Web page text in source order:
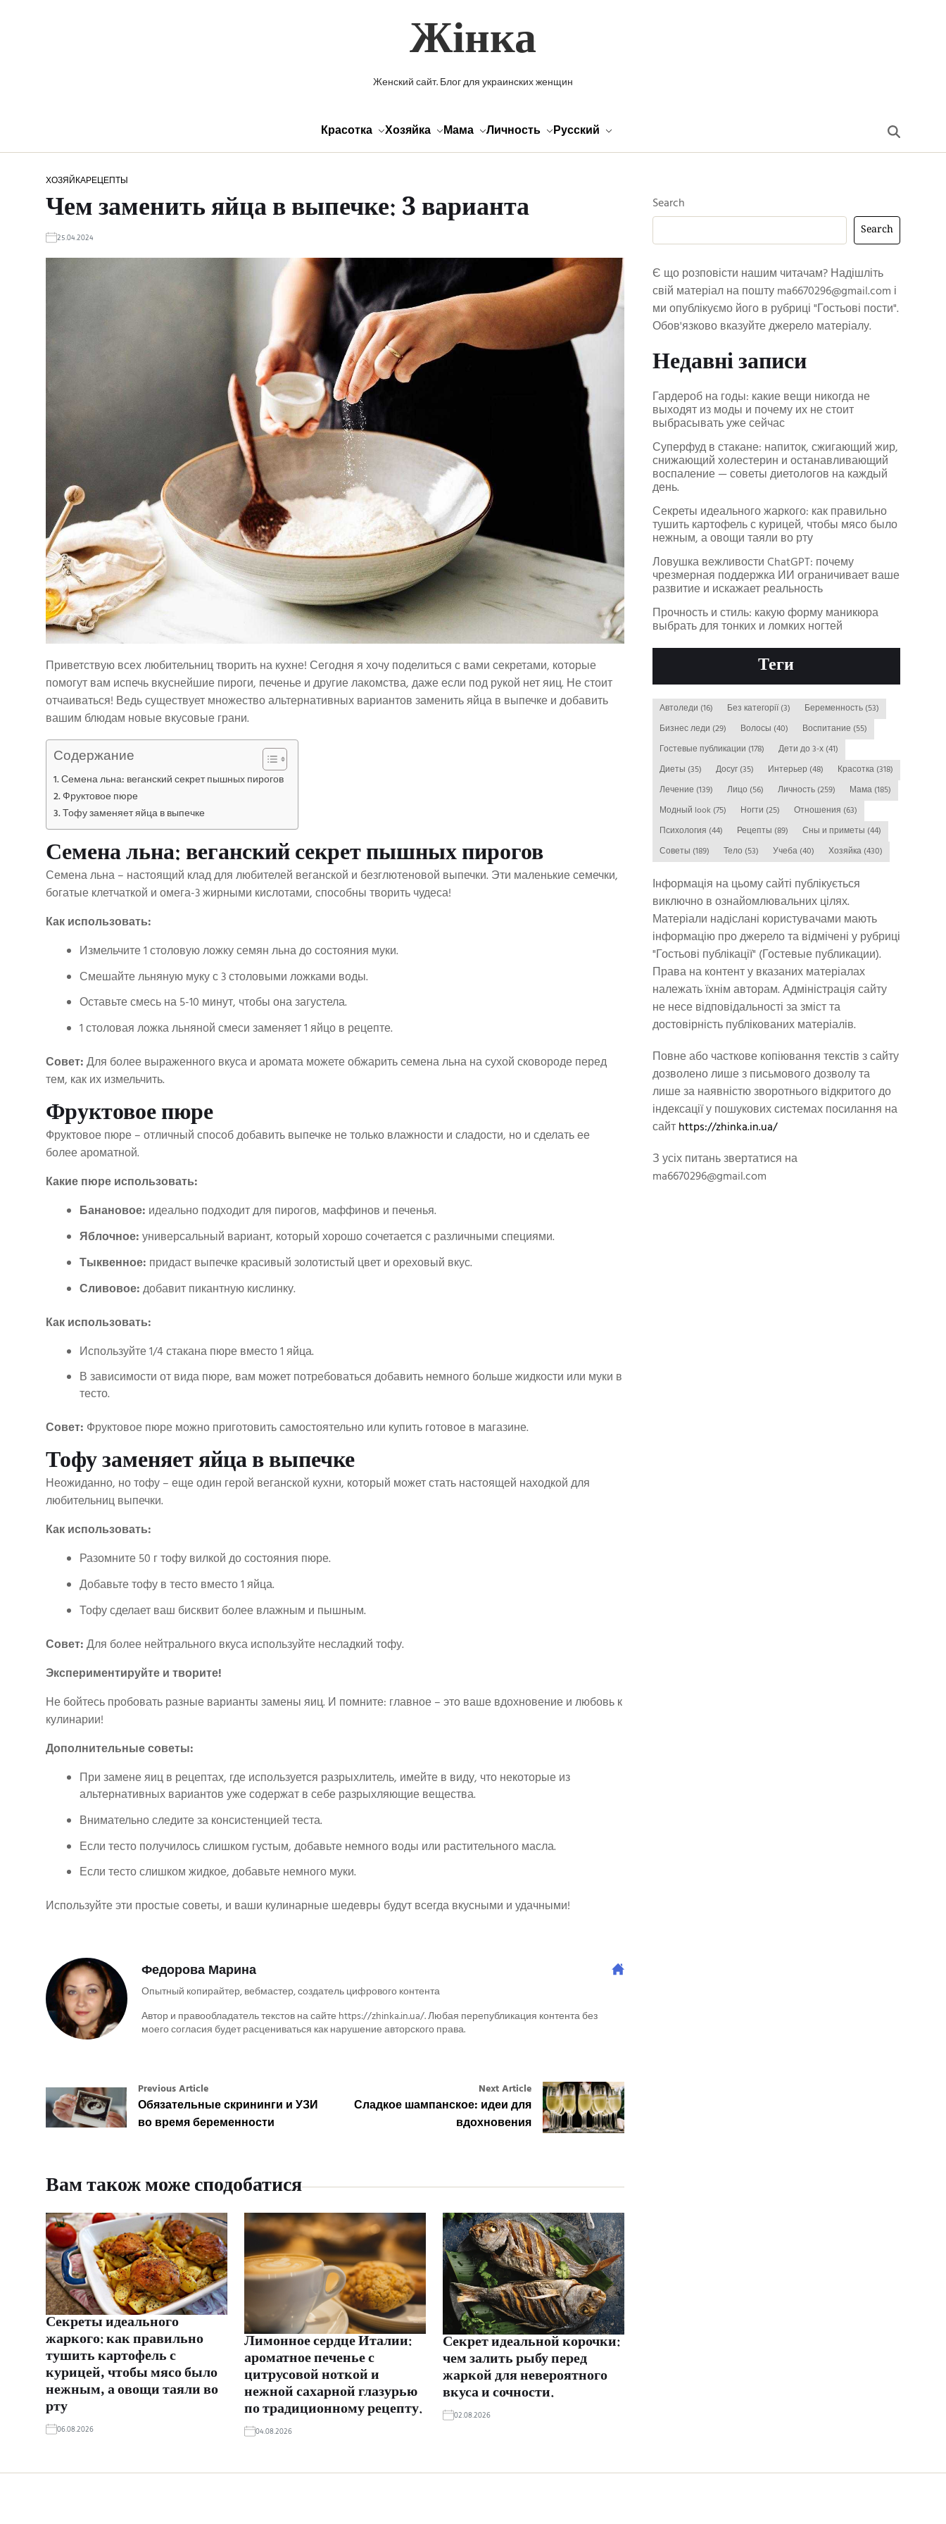
Жінка
Женский сайт. Блог для украинских женщин
Красотка Хозяйка Мама Личность Русский
ХОЗЯЙКАРЕЦЕПТЫ
Чем заменить яйца в выпечке: 3 варианта
25.04.2024
Приветствую всех любительниц творить на кухне! Сегодня я хочу поделиться с вами секретами, которые
помогут вам испечь вкуснейшие пироги, печенье и другие лакомства, даже если под рукой нет яиц. Не стоит
отчаиваться! Ведь существует множество альтернативных вариантов заменить яйца в выпечке и добавить
вашим блюдам новые вкусовые грани.
Содержание
Семена льна: веганский секрет пышных пирогов
Фруктовое пюре
Тофу заменяет яйца в выпечке
Семена льна: веганский секрет пышных пирогов
Семена льна – настоящий клад для любителей веганской и безглютеновой выпечки. Эти маленькие семечки,
богатые клетчаткой и омега-3 жирными кислотами, способны творить чудеса!
Как использовать:
Измельчите 1 столовую ложку семян льна до состояния муки.
Смешайте льняную муку с 3 столовыми ложками воды.
Оставьте смесь на 5-10 минут, чтобы она загустела.
1 столовая ложка льняной смеси заменяет 1 яйцо в рецепте.
Совет:Для более выраженного вкуса и аромата можете обжарить семена льна на сухой сковороде перед
тем, как их измельчить.
Фруктовое пюре
Фруктовое пюре – отличный способ добавить выпечке не только влажности и сладости, но и сделать ее
более ароматной.
Какие пюре использовать:
Банановое: идеально подходит для пирогов, маффинов и печенья.
Яблочное:универсальный вариант, который хорошо сочетается с различными специями.
Тыквенное: придаст выпечке красивый золотистый цвет и ореховый вкус.
Сливовое:добавит пикантную кислинку.
Как использовать:
Используйте 1/4 стакана пюре вместо 1 яйца.
В зависимости от вида пюре, вам может потребоваться добавить немного больше жидкости или муки в
тесто.
Совет: Фруктовое пюре можно приготовить самостоятельно или купить готовое в магазине.
Тофу заменяет яйца в выпечке
Неожиданно, но тофу – еще один герой веганской кухни, который может стать настоящей находкой для
любительниц выпечки.
Как использовать:
Разомните 50 г тофу вилкой до состояния пюре.
Добавьте тофу в тесто вместо 1 яйца.
Тофу сделает ваш бисквит более влажным и пышным.
Совет:Для более нейтрального вкуса используйте несладкий тофу.
Экспериментируйте и творите!
Не бойтесь пробовать разные варианты замены яиц. И помните: главное – это ваше вдохновение и любовь к
кулинарии!
Дополнительные советы:
При замене яиц в рецептах, где используется разрыхлитель, имейте в виду, что некоторые из
альтернативных вариантов уже содержат в себе разрыхляющие вещества.
Внимательно следите за консистенцией теста.
Если тесто получилось слишком густым, добавьте немного воды или растительного масла.
Если тесто слишком жидкое, добавьте немного муки.
Используйте эти простые советы, и ваши кулинарные шедевры будут всегда вкусными и удачными!
Федорова Марина
Опытный копирайтер, вебмастер, создатель цифрового контента
Автор и правообладатель текстов на сайте https://zhinka.in.ua/. Любая перепубликация контента без
моего согласия будет расцениваться как нарушение авторского права.
Previous Article
Обязательные скрининги и УЗИ
во время беременности
Next Article
Сладкое шампанское: идеи для
вдохновения
Вам також може сподобатися
Секреты идеального
жаркого: как правильно
тушить картофель с
курицей, чтобы мясо было
нежным, а овощи таяли во
рту
06.08.2026
Лимонное сердце Италии:
ароматное печенье с
цитрусовой ноткой и
нежной сахарной глазурью
по традиционному рецепту.
04.08.2026
Секрет идеальной корочки:
чем залить рыбу перед
жаркой для невероятного
вкуса и сочности.
02.08.2026
Search
Search
Є що розповісти нашим читачам? Надішліть
свій матеріал на поштуma6670296@gmail.com і
ми опублікуємо його в рубриці "Гостьові пости".
Обов'язково вказуйте джерело матеріалу.
Недавні записи
Гардероб на годы: какие вещи никогда не
выходят из моды и почему их не стоит
выбрасывать уже сейчас
Суперфуд в стакане: напиток, сжигающий жир,
снижающий холестерин и останавливающий
воспаление — советы диетологов на каждый
день.
Секреты идеального жаркого: как правильно
тушить картофель с курицей, чтобы мясо было
нежным, а овощи таяли во рту
Ловушка вежливости ChatGPT: почему
чрезмерная поддержка ИИ ограничивает ваше
развитие и искажает реальность
Прочность и стиль: какую форму маникюра
выбрать для тонких и ломких ногтей
Теги
Автоледи (16) Без категорії(3) Беременность(53)
Бизнес леди (29) Волосы (40) Воспитание (55)
Гостевые публикации (178) Дети до 3-х(41)
Диеты (35) Досуг(35) Интерьер (48) Красотка(318)
Лечение (139) Лицо (56) Личность(259) Мама(185)
Модный look (75) Ногти (25) Отношения (63)
Психология (44) Рецепты (89) Сны и приметы (44)
Советы (189) Тело (53) Учеба(40) Хозяйка(430)
Інформація на цьому сайті публікується
виключно в ознайомлювальних цілях.
Матеріали надіслані користувачами мають
інформацію про джерело та відмічені у рубриці
"Гостьові публікації" (Гостевые публикации).
Права на контент у вказаних матеріалах
належать їхнім авторам. Адміністрація сайту
не несе відповідальності за зміст та
достовірність публікованих матеріалів.
Повне або часткове копіювання текстів з сайту
дозволено лише з письмового дозволу та
лише за наявністю зворотнього відкритого до
індексації у пошукових системах посилання на
сайтhttps://zhinka.in.ua/
З усіх питань звертатися на
ma6670296@gmail.com